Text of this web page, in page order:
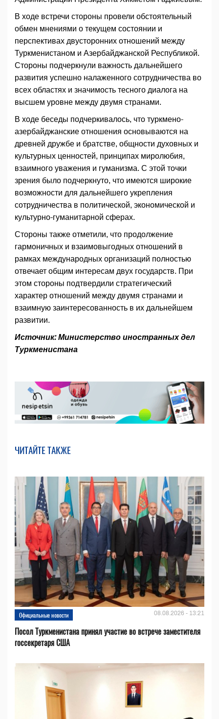
В ходе встречи стороны провели обстоятельный
обмен мнениями о текущем состоянии и
перспективах двусторонних отношений между
Туркменистаном и Азербайджанской Республикой.
Стороны подчеркнули важность дальнейшего
развития успешно налаженного сотрудничества во
всех областях и значимость тесного диалога на
высшем уровне между двумя странами.
В ходе беседы подчеркивалось, что туркмено-
азербайджанские отношения основываются на
древней дружбе и братстве, общности духовных и
культурных ценностей, принципах миролюбия,
взаимного уважения и гуманизма. С этой точки
зрения было подчеркнуто, что имеются широкие
возможности для дальнейшего укрепления
сотрудничества в политической, экономической и
культурно-гуманитарной сферах.
Стороны также отметили, что продолжение
гармоничных и взаимовыгодных отношений в
рамках международных организаций полностью
отвечает общим интересам двух государств. При
этом стороны подтвердили стратегический
характер отношений между двумя странами и
взаимную заинтересованность в их дальнейшем
развитии.
Источник: Министерство иностранных дел
Туркменистана
ЧИТАЙТЕ ТАКЖЕ
Официальные новости 08.08.2026 - 13:21
Посол Туркменистана принял участие во встрече заместителя
госсекретаря США